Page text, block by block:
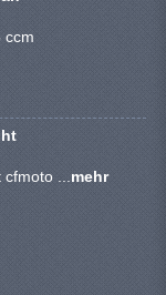
ccm
cfmoto ...mehr